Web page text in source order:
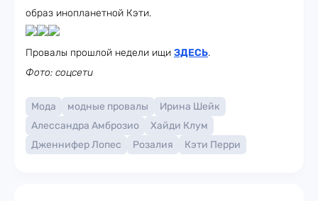
образ инопланетной Кэти.
Провалы прошлой недели ищи ЗДЕСЬ.
Фото: соцсети
Мода модные провалы
Ирина Шейк
Алессандра Амброзио
Хайди Клум
Дженнифер Лопес
Розалия Кэти Перри